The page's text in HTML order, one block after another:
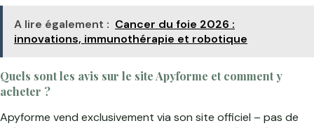
A lire également : Cancer du foie 2026 :
innovations, immunothérapie et robotique
Quels sont les avis sur le site Apyforme et comment y
acheter ?
Apyforme vend exclusivement via son site officiel – pas de